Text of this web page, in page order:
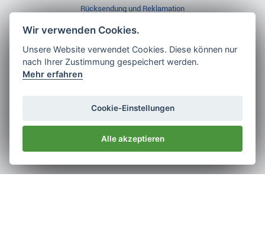
Rücksendung und Reklamation
Widerrufsbelehrung
Golf Brothers.de
Neuheiten
Impressum
Wir verwenden Cookies.
Unsere Website verwendet Cookies. Diese können nur
nach Ihrer Zustimmung gespeichert werden.
Mehr erfahren
Cookie-Einstellungen
Alle akzeptieren